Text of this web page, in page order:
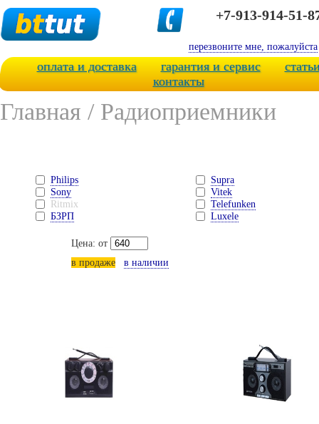
+7-913-914-51-
перезвоните мне, пожалуйста
оплата и доставка гарантия и сервис
контакты
Главная / Радиоприемники
Philips
Supra
Sony
Vitek
Ritmix
Telefunken
БЗРП
Luxele
Цена: от
в продаже
в наличии